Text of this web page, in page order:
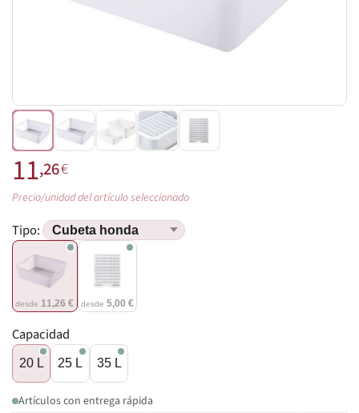
11,26€
Precio/unidad del artículo seleccionado
Tipo:
desde 11,26 € desde 5,00 €
Capacidad
20 L 25 L 35 L
Artículos con entrega rápida